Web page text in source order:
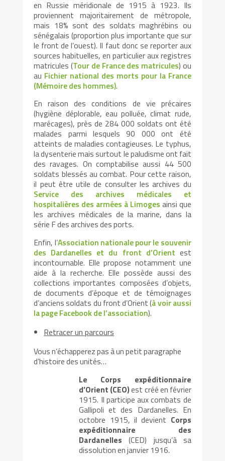
en Russie méridionale de 1915 à 1923. Ils
proviennent majoritairement de métropole,
mais 18% sont des soldats maghrébins ou
sénégalais (proportion plus importante que sur
le front de l’ouest). Il faut donc se reporter aux
sources habituelles, en particulier aux registres
matricules (Tour de France des matricules) ou
au Fichier national des morts pour la France
(Mémoire des hommes).
En raison des conditions de vie précaires
(hygiène déplorable, eau polluée, climat rude,
marécages), près de 284 000 soldats ont été
malades parmi lesquels 90 000 ont été
atteints de maladies contagieuses. Le typhus,
la dysenterie mais surtout le paludisme ont fait
des ravages. On comptabilise aussi 44 500
soldats blessés au combat. Pour cette raison,
il peut être utile de consulter les archives du
Service des archives médicales et
hospitalières des armées à Limoges ainsi que
les archives médicales de la marine, dans la
série F des archives des ports.
Enfin, l’Association nationale pour le souvenir
des Dardanelles et du front d’Orient est
incontournable. Elle propose notamment une
aide à la recherche. Elle possède aussi des
collections importantes composées d’objets,
de documents d’époque et de témoignages
d’anciens soldats du front d’Orient (à voir aussi
la page Facebook de l’association).
Retracer un parcours
Vous n’échapperez pas à un petit paragraphe
d’histoire des unités…
Le Corps expéditionnaire
d’Orient (CEO)est créé en février
1915. Il participe aux combats de
Gallipoli et des Dardanelles. En
octobre 1915, il devient Corps
expéditionnaire des
Dardanelles (CED) jusqu’à sa
dissolution en janvier 1916.